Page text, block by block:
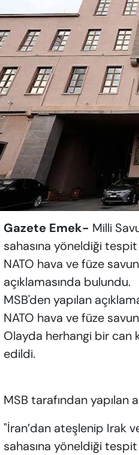
Gazete Emek- Milli
sahasına yöneldiği
NATO hava ve füze
açıklamasında bulundu.
MSB'den yapılan
NATO hava ve füze
Olayda herhangi bir can
edildi.
MSB tarafından yapılan
"İran’dan ateşlenip Irak
sahasına yöneldiği
SANAT
DİYARBAKIR HABERLERİ